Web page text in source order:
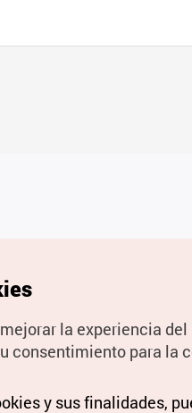
con el sitio
la experiencia del
consentimiento para la
y sus finalidades,